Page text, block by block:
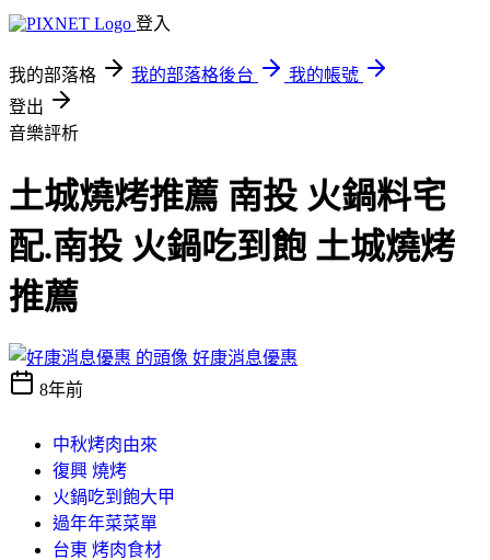
登入
我的部落格 我的部落格後台
我的帳號
登出
音樂評析
土城燒烤推薦 南投 火鍋料宅
配.南投 火鍋吃到飽 土城燒烤
推薦
好康消息優惠
8年前
中秋烤肉由來
復興 燒烤
火鍋吃到飽大甲
過年年菜菜單
台東 烤肉食材